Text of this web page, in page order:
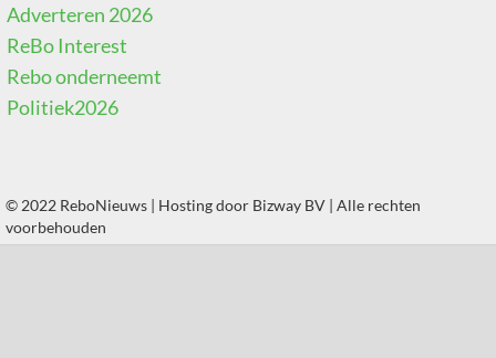
Adverteren 2026
ReBo Interest
Rebo onderneemt
Politiek2026
© 2022 ReboNieuws | Hosting door Bizway BV | Alle rechten
voorbehouden